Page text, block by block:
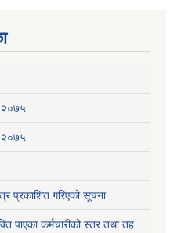
प्रकाशित गरिएको सूचना
पाएका कर्मचारीको स्तर तथा तह